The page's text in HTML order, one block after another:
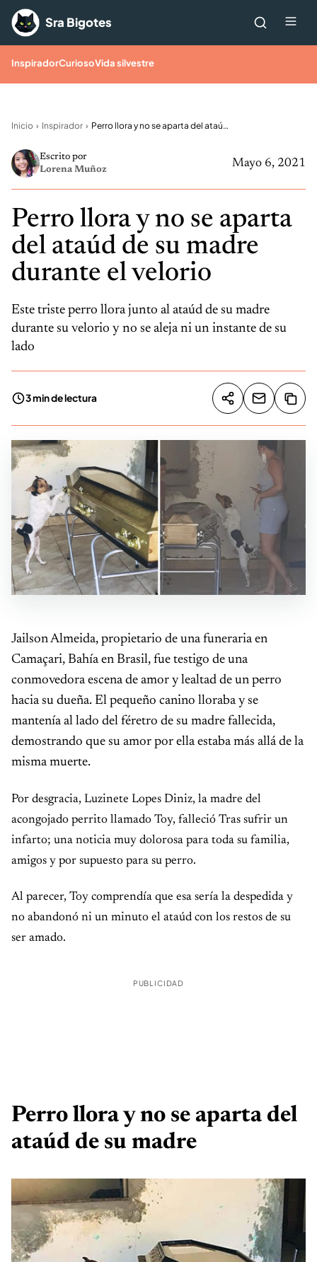
Saltar al contenido
Sra Bigotes
InspiradorCuriosoVida silvestre
Inicio Inspirador Perro llora y no se aparta del ataúd de su madre durante el velorio
Mayo 6, 2021
Escrito por
Lorena Muñoz
Perro llora y no se aparta
del ataúd de su madre
durante el velorio
Este triste perro llora junto al ataúd de su madre
durante su velorio y no se aleja ni un instante de su
lado
3 min de lectura Compartir
Jailson Almeida, propietario de una funeraria en
Camaçari, Bahía en Brasil, fue testigo de una
conmovedora escena de amor y lealtad de un perro
hacia su dueña. El pequeño canino lloraba y se
mantenía al lado del féretro de su madre fallecida,
demostrando que su amor por ella estaba más allá de la
misma muerte.
Por desgracia, Luzinete Lopes Diniz, la madre del
acongojado perrito llamado Toy, falleció Tras sufrir un
infarto; una noticia muy dolorosa para toda su familia,
amigos y por supuesto para su perro.
Al parecer, Toy comprendía que esa sería la despedida y
no abandonó ni un minuto el ataúd con los restos de su
ser amado.
PUBLICIDAD
Perro llora y no se aparta del
ataúd de su madre